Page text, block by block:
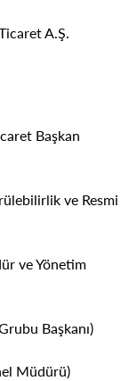
A.Ş.
Başkan
ve Resmi
ve Yönetim
Başkanı)
Müdürü)